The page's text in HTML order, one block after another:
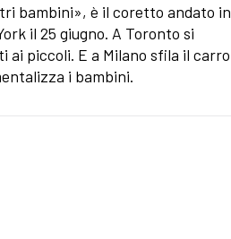
bambini», è il coretto andato in
il 25 giugno. A Toronto si
ai piccoli. E a Milano sfila il carro
i bambini.